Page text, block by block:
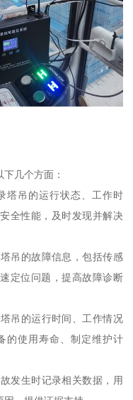
几个方面：
塔吊的运行状态、工作时
全性能，及时发现并解决
吊的故障信息，包括传感
定位问题，提高故障诊断
吊的运行时间、工作情况
的使用寿命、制定维护计
发生时记录相关数据，用